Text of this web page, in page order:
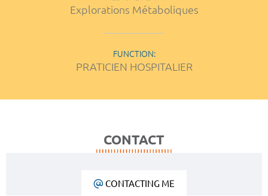
Explorations Métaboliques
FUNCTION:
PRATICIEN HOSPITALIER
CONTACT
CONTACTING ME